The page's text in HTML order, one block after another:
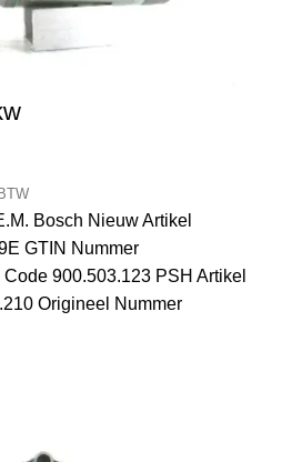
Bosch Nieuw Artikel
GTIN Nummer
900.503.123 PSH Artikel
Origineel Nummer